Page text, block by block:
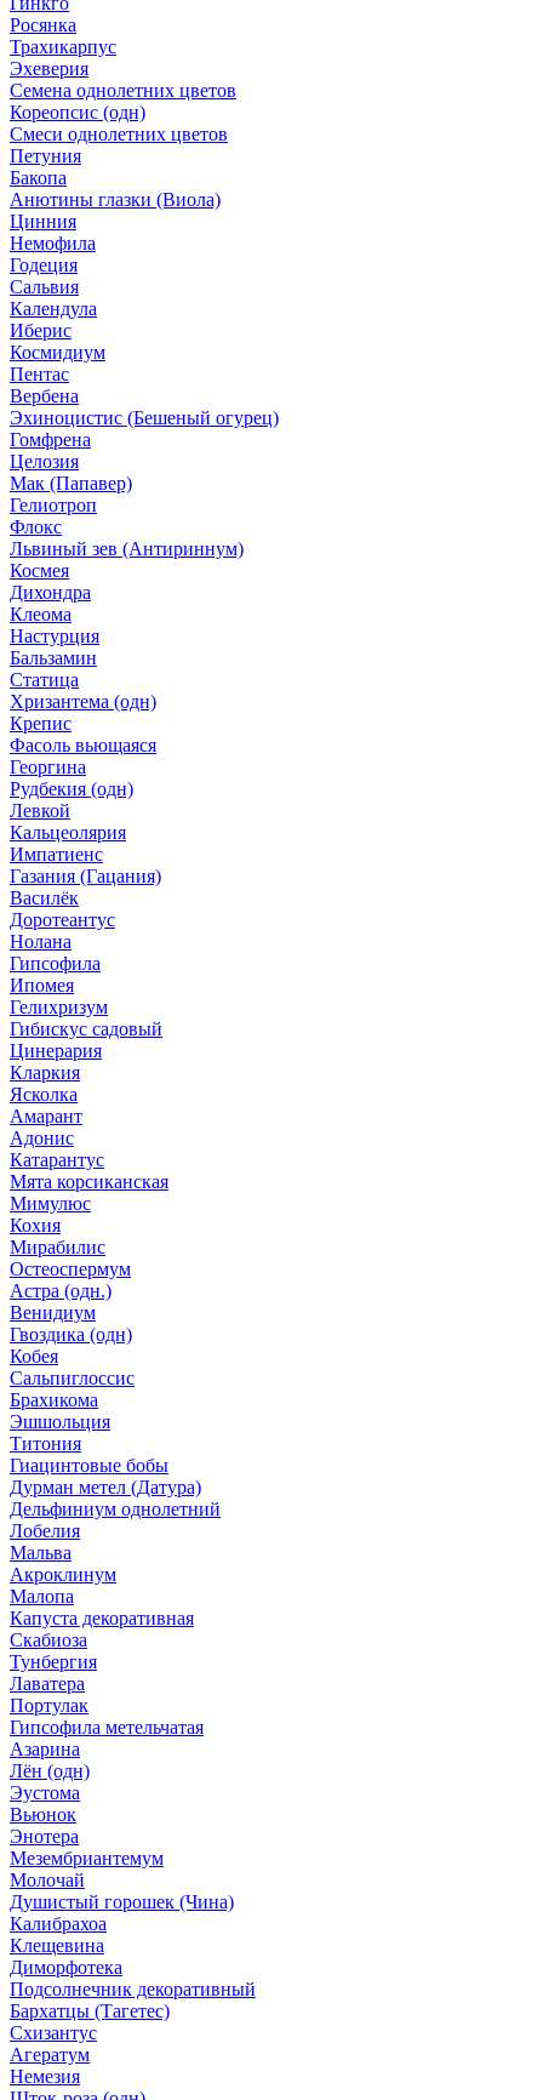
Росянка
Трахикарпус
Эхеверия
Семена однолетних цветов
Кореопсис (одн)
Смеси однолетних цветов
Петуния
Бакопа
Анютины глазки (Виола)
Цинния
Немофила
Годеция
Сальвия
Календула
Иберис
Космидиум
Пентас
Вербена
Эхиноцистис (Бешеный огурец)
Гомфрена
Целозия
Мак (Папавер)
Гелиотроп
Флокс
Львиный зев (Антириннум)
Космея
Дихондра
Клеома
Настурция
Бальзамин
Статица
Хризантема (одн)
Крепис
Фасоль вьющаяся
Георгина
Рудбекия (одн)
Левкой
Кальцеолярия
Импатиенс
Газания (Гацания)
Василёк
Доротеантус
Нолана
Гипсофила
Ипомея
Гелихризум
Гибискус садовый
Цинерария
Кларкия
Ясколка
Амарант
Адонис
Катарантус
Мята корсиканская
Мимулюс
Кохия
Мирабилис
Остеоспермум
Астра (одн.)
Венидиум
Гвоздика (одн)
Кобея
Сальпиглоссис
Брахикома
Эшшольция
Титония
Гиацинтовые бобы
Дурман метел (Датура)
Дельфиниум однолетний
Лобелия
Мальва
Акроклинум
Малопа
Капуста декоративная
Скабиоза
Тунбергия
Лаватера
Портулак
Гипсофила метельчатая
Азарина
Лён (одн)
Эустома
Вьюнок
Энотера
Мезембриантемум
Молочай
Душистый горошек (Чина)
Калибрахоа
Клещевина
Диморфотека
Подсолнечник декоративный
Бархатцы (Тагетес)
Схизантус
Агератум
Немезия